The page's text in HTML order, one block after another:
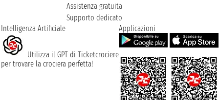
Assistenza gratuita
Supporto dedicato
Intelligenza Artificiale
Utilizza il GPT di Ticketcrociere
per trovare la crociera perfetta!
Applicazioni